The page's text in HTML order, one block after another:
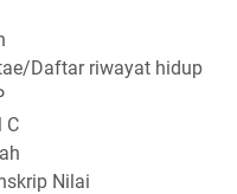
Daftar riwayat hidup
C
Nilai